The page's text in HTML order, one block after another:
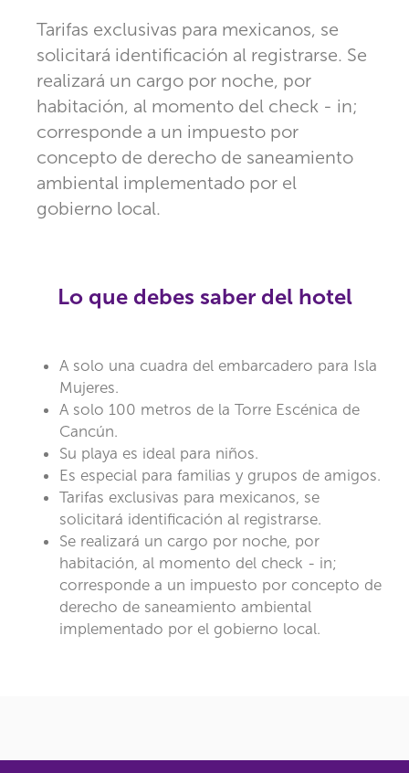
Tarifas exclusivas para mexicanos, se
solicitará identificación al registrarse. Se
realizará un cargo por noche, por
habitación, al momento del check - in;
corresponde a un impuesto por
concepto de derecho de saneamiento
ambiental implementado por el
gobierno local.
Lo que debes saber del hotel
A solo una cuadra del embarcadero para Isla
Mujeres.
A solo 100 metros de la Torre Escénica de
Cancún.
Su playa es ideal para niños.
Es especial para familias y grupos de amigos.
Tarifas exclusivas para mexicanos, se
solicitará identificación al registrarse.
Se realizará un cargo por noche, por
habitación, al momento del check - in;
corresponde a un impuesto por concepto de
derecho de saneamiento ambiental
implementado por el gobierno local.